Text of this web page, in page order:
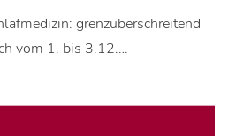
grenzüberschreitend
vom 1. bis 3.12.…